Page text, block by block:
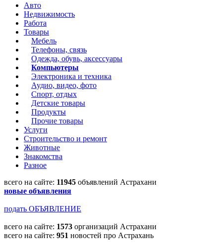
Авто
Недвижимость
Работа
Товары
Мебель
Телефоны, связь
Одежда, обувь, аксессуары
Компьютеры
Электроника и техника
Аудио, видео, фото
Спорт, отдых
Детские товары
Продукты
Прочие товары
Услуги
Строительство и ремонт
Животные
Знакомства
Разное
всего на сайте: 11945 объявлений Астрахани
новые объявления
подать ОБЪЯВЛЕНИЕ
всего на сайте: 1573 организаций Астрахани
всего на сайте: 951 новостей про Астрахань